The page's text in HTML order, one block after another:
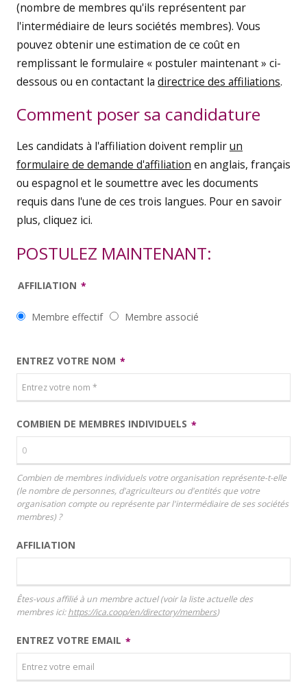
(nombre de membres qu'ils représentent par
l'intermédiaire de leurs sociétés membres). Vous
pouvez obtenir une estimation de ce coût en
remplissant le formulaire « postuler maintenant » ci-
dessous ou en contactant la directrice des affiliations.
Comment poser sa candidature
Les candidats à l'affiliation doivent remplirun
formulaire de demande d'affiliation en anglais, français
ou espagnol et le soumettre avec les documents
requis dans l'une de ces trois langues. Pour en savoir
plus, cliquez ici.
POSTULEZ MAINTENANT:
AFFILIATION
Membre effectif Membre associé
ENTREZ VOTRE NOM
COMBIEN DE MEMBRES INDIVIDUELS
Combien de membres individuels votre organisation représente-t-elle
(le nombre de personnes, d'agriculteurs ou d'entités que votre
organisation compte ou représente par l'intermédiaire de ses sociétés
membres) ?
AFFILIATION
Êtes-vous affilié à un membre actuel (voir la liste actuelle des
membres ici:https://ica.coop/en/directory/members)
ENTREZ VOTRE EMAIL